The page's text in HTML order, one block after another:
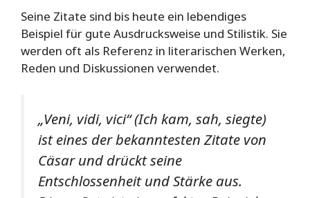
Seine Zitate sind bis heute ein lebendiges
Beispiel für gute Ausdrucksweise und Stilistik. Sie
werden oft als Referenz in literarischen Werken,
Reden und Diskussionen verwendet.
„Veni, vidi, vici“ (Ich kam, sah, siegte)
ist eines der bekanntesten Zitate von
Cäsar und drückt seine
Entschlossenheit und Stärke aus.